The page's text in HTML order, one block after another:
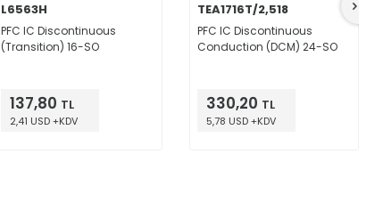
L6563H
PFC IC Discontinuous
(Transition) 16-SO
137,80 TL
2,41 USD +KDV
TEA1716T/2,518
PFC IC Discontinuous
Conduction (DCM) 24-SO
330,20 TL
5,78 USD +KDV